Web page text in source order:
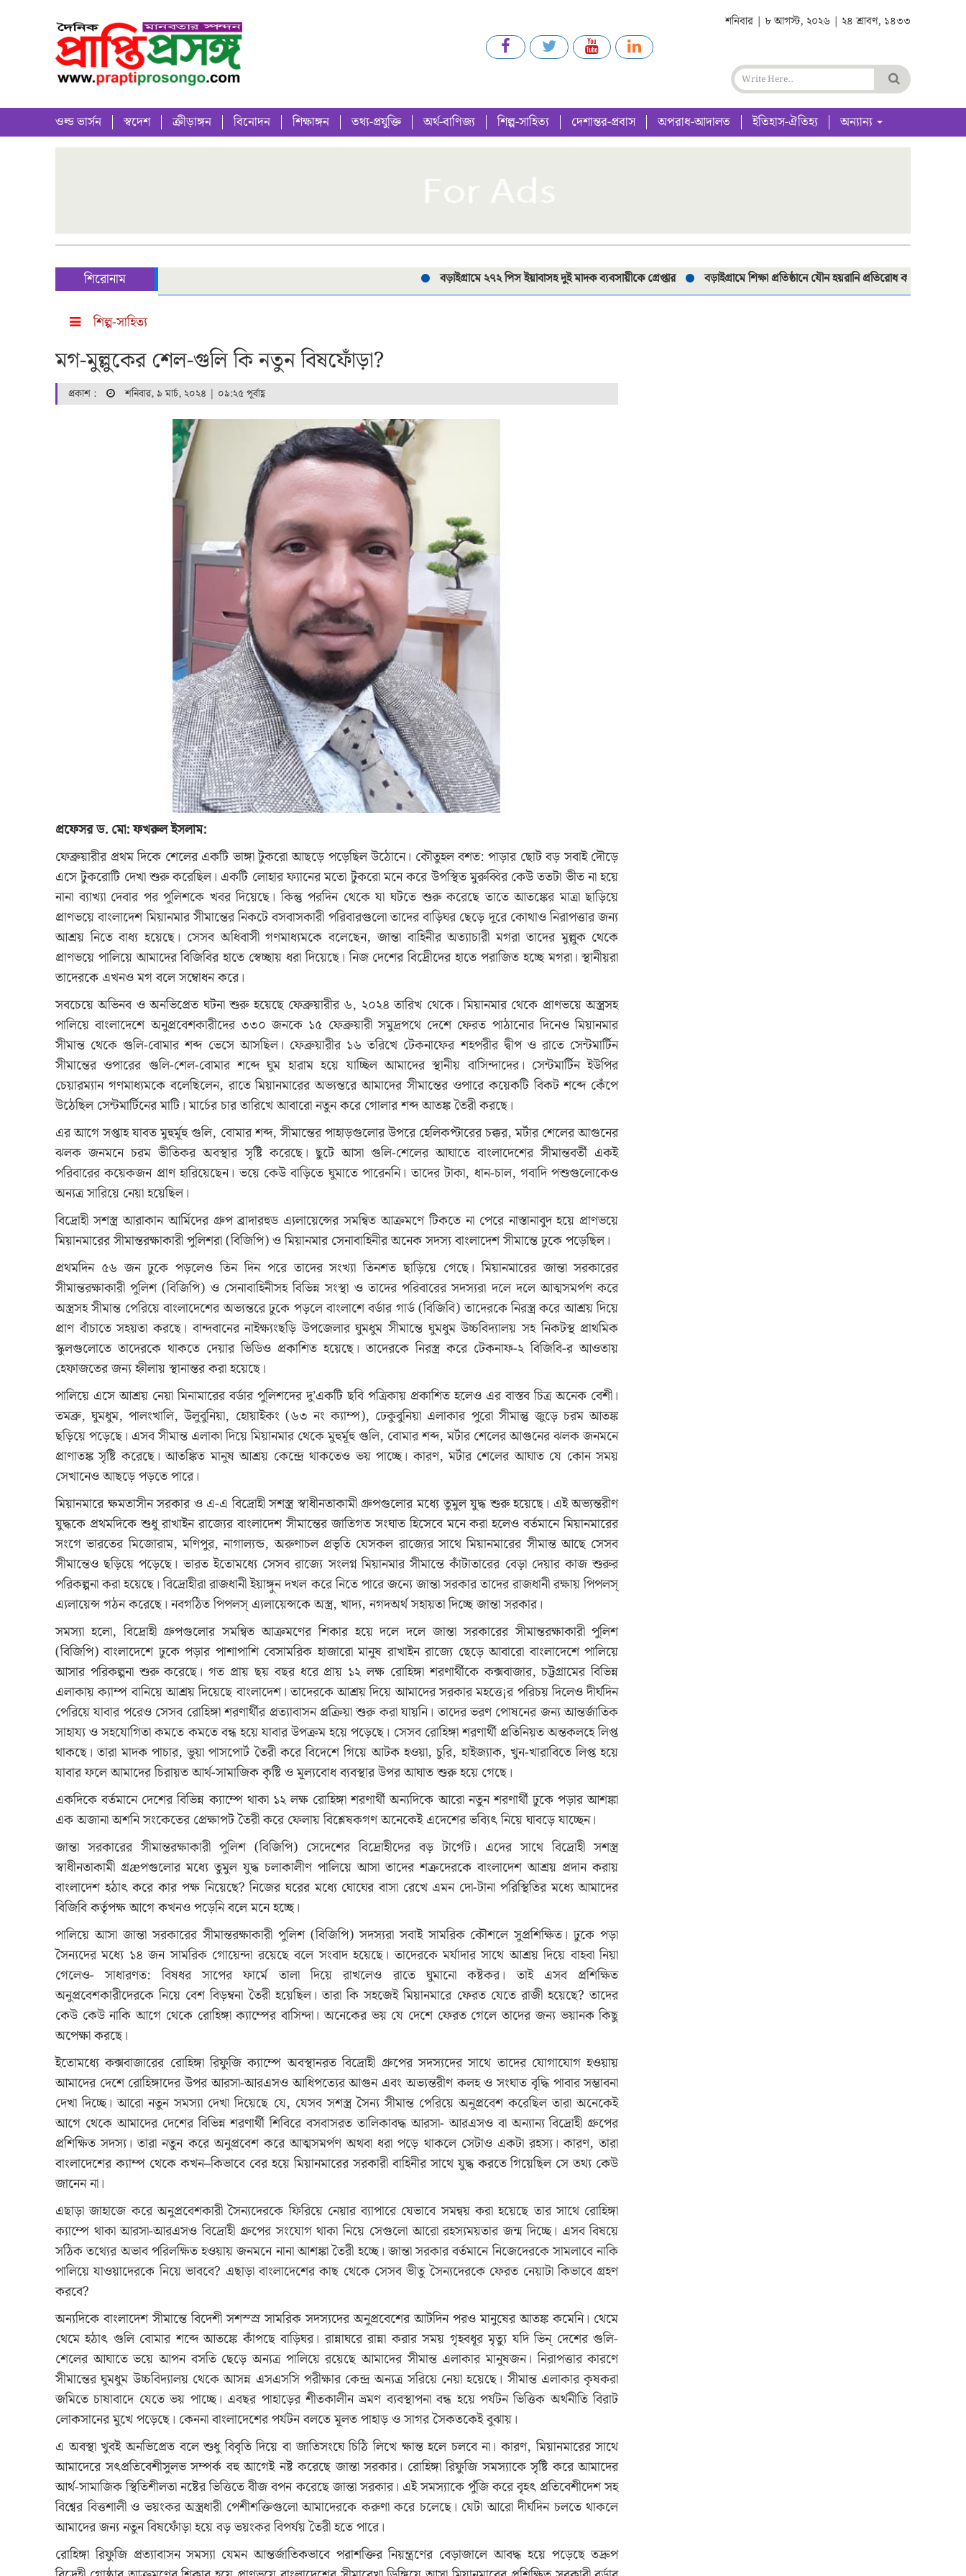
শনিবার | ৮ আগস্ট, ২০২৬ | ২৪ শ্রাবণ, ১৪৩৩
ওল্ড ভার্সন স্বদেশ ক্রীড়াঙ্গন বিনোদন শিক্ষাঙ্গন তথ্য-প্রযুক্তি অর্থ-বাণিজ্য শিল্প-সাহিত্য দেশান্তর-প্রবাস অপরাধ-আদালত ইতিহাস-ঐতিহ্য অন্যান্য
শিরোনাম বড়াইগ্রামে ২৭২ পিস ইয়াবাসহ দুই মাদক ব্যবসায়ীকে গ্রেপ্তার বড়াইগ্রামে শিক্ষা প্রতিষ্ঠানে যৌন হয়রানি প্রতিরোধ কমিটি পুনর্গঠনে
শিল্প-সাহিত্য
মগ-মুল্লুকের শেল-গুলি কি নতুন বিষফোঁড়া?
প্রকাশ : শনিবার, ৯ মার্চ, ২০২৪ | ০৯:২৫ পূর্বাহ্ণ
প্রফেসরড. মো:ফখরুলইসলাম:
ফেব্রুয়ারীর প্রথম দিকে শেলের একটি ভাঙ্গা টুকরো আছড়ে পড়েছিল উঠোনে। কৌতুহল বশত: পাড়ার ছোট বড় সবাই দৌড়ে
এসে টুকরোটি দেখা শুরু করেছিল। একটি লোহার ফ্যানের মতো টুকরো মনে করে উপস্থিত মুরুব্বির কেউ ততটা ভীত না হয়ে
নানা ব্যাখ্যা দেবার পর পুলিশকে খবর দিয়েছে। কিন্তু পরদিন থেকে যা ঘটতে শুরু করেছে তাতে আতঙ্কের মাত্রা ছাড়িয়ে
প্রাণভয়ে বাংলাদেশ মিয়ানমার সীমান্তের নিকটে বসবাসকারী পরিবারগুলো তাদের বাড়িঘর ছেড়ে দূরে কোথাও নিরাপত্তার জন্য
আশ্রয় নিতে বাধ্য হয়েছে। সেসব অধিবাসী গণমাধ্যমকে বলেছেন, জান্তা বাহিনীর অত্যাচারী মগরা তাদের মুল্লুক থেকে
প্রাণভয়ে পালিয়ে আমাদের বিজিবির হাতে স্বেচ্ছায় ধরা দিয়েছে। নিজ দেশের বিদ্রেীদের হাতে পরাজিত হচ্ছে মগরা। স্থানীয়রা
তাদেরকে এখনও মগ বলে সম্বোধন করে।
সবচেয়ে অভিনব ও অনভিপ্রেত ঘটনা শুরু হয়েছে ফেব্রুয়ারীর ৬, ২০২৪ তারিখ থেকে। মিয়ানমার থেকে প্রাণভয়ে অস্ত্রসহ
পালিয়ে বাংলাদেশে অনুপ্রবেশকারীদের ৩৩০ জনকে ১৫ ফেব্রুয়ারী সমুদ্রপথে দেশে ফেরত পাঠানোর দিনেও মিয়ানমার
সীমান্ত থেকে গুলি-বোমার শব্দ ভেসে আসছিল। ফেব্রুয়ারীর ১৬ তরিখে টেকনাফের শহপরীর দ্বীপ ও রাতে সেন্টমার্টিন
সীমান্তের ওপারের গুলি-শেল-বোমার শব্দে ঘুম হারাম হয়ে যাচ্ছিল আমাদের স্থানীয় বাসিন্দাদের। সেন্টমার্টিন ইউপির
চেয়ারম্যান গণমাধ্যমকে বলেছিলেন, রাতে মিয়ানমারের অভ্যন্তরে আমাদের সীমান্তের ওপারে কয়েকটি বিকট শব্দে কেঁপে
উঠেছিল সেন্টমার্টিনের মাটি। মার্চের চার তারিখে আবারো নতুন করে গোলার শব্দ আতঙ্ক তৈরী করছে।
এর আগে সপ্তাহ যাবত মুহুর্মূহু গুলি, বোমার শব্দ, সীমান্তের পাহাড়গুলোর উপরে হেলিকপ্টারের চক্কর, মর্টার শেলের আগুনের
ঝলক জনমনে চরম ভীতিকর অবস্থার সৃষ্টি করেছে। ছুটে আসা গুলি-শেলের আঘাতে বাংলাদেশের সীমান্তবর্তী একই
পরিবারের কয়েকজন প্রাণ হারিয়েছেন। ভয়ে কেউ বাড়িতে ঘুমাতে পারেননি। তাদের টাকা, ধান-চাল, গবাদি পশুগুলোকেও
অন্যত্র সারিয়ে নেয়া হয়েছিল।
বিদ্রোহী সশস্ত্র আরাকান আর্মিদের গ্রুপ ব্রাদারহুড এ্যলায়েন্সের সমন্বিত আক্রমণে টিকতে না পেরে নাস্তানাবুদ হয়ে প্রাণভয়ে
মিয়ানমারের সীমান্তরক্ষাকারী পুলিশরা (বিজিপি) ও মিয়ানমার সেনাবাহিনীর অনেক সদস্য বাংলাদেশ সীমান্তে ঢুকে পড়েছিল।
প্রথমদিন ৫৬ জন ঢুকে পড়লেও তিন দিন পরে তাদের সংখ্যা তিনশত ছাড়িয়ে গেছে। মিয়ানমারের জান্তা সরকারের
সীমান্তরক্ষাকারী পুলিশ (বিজিপি) ও সেনাবাহিনীসহ বিভিন্ন সংস্থা ও তাদের পরিবারের সদস্যরা দলে দলে আত্মসমর্পণ করে
অস্ত্রসহ সীমান্ত পেরিয়ে বাংলাদেশের অভ্যন্তরে ঢুকে পড়লে বাংলাশে বর্ডার গার্ড (বিজিবি) তাদেরকে নিরস্ত্র করে আশ্রয় দিয়ে
প্রাণ বাঁচাতে সহয়তা করছে। বান্দবানের নাইক্ষ্যংছড়ি উপজেলার ঘুমধুম সীমান্তে ঘুমধুম উচ্চবিদ্যালয় সহ নিকটস্থ প্রাথমিক
স্কুলগুলোতে তাদেরকে থাকতে দেয়ার ভিডিও প্রকাশিত হয়েছে। তাদেরকে নিরস্ত্র করে টেকনাফ-২ বিজিবি-র আওতায়
হেফাজতের জন্য হ্নীলায় স্থানান্তর করা হয়েছে।
পালিয়ে এসে আশ্রয় নেয়া মিনামারের বর্ডার পুলিশদের দু’একটি ছবি পত্রিকায় প্রকাশিত হলেও এর বাস্তব চিত্র অনেক বেশী।
তমব্রু, ঘুমধুম, পালংখালি, উলুবুনিয়া, হোয়াইকং (৬৩ নং ক্যাম্প), ঢেকুবুনিয়া এলাকার পুরো সীমান্তু জুড়ে চরম আতঙ্ক
ছড়িয়ে পড়েছে। এসব সীমান্ত এলাকা দিয়ে মিয়ানমার থেকে মুহুর্মূহু গুলি, বোমার শব্দ, মর্টার শেলের আগুনের ঝলক জনমনে
প্রাণাতঙ্ক সৃষ্টি করেছে। আতঙ্কিত মানুষ আশ্রয় কেন্দ্রে থাকতেও ভয় পাচ্ছে। কারণ, মর্টার শেলের আঘাত যে কোন সময়
সেখানেও আছড়ে পড়তে পারে।
মিয়ানমারে ক্ষমতাসীন সরকার ও এ-এ বিদ্রোহী সশস্ত্র স্বাধীনতাকামী গ্রুপগুলোর মধ্যে তুমুল যুদ্ধ শুরু হয়েছে। এই অভ্যন্তরীণ
যুদ্ধকে প্রথমদিকে শুধু রাখাইন রাজ্যের বাংলাদেশ সীমান্তের জাতিগত সংঘাত হিসেবে মনে করা হলেও বর্তমানে মিয়ানমারের
সংগে ভারতের মিজোরাম, মণিপুর, নাগাল্যন্ড, অরুণাচল প্রভৃতি যেসকল রাজ্যের সাথে মিয়ানমারের সীমান্ত আছে সেসব
সীমান্তেও ছড়িয়ে পড়েছে। ভারত ইতোমধ্যে সেসব রাজ্যে সংলগ্ন মিয়ানমার সীমান্তে কাঁটাতারের বেড়া দেয়ার কাজ শুরুর
পরিকল্পনা করা হয়েছে। বিদ্রোহীরা রাজধানী ইয়াঙ্গুন দখল করে নিতে পারে জন্যে জান্তা সরকার তাদের রাজধানী রক্ষায় পিপলস্
এ্যলায়েন্স গঠন করেছে। নবগঠিত পিপলস্ এ্যলায়েন্সকে অস্ত্র, খাদ্য, নগদঅর্থ সহায়তা দিচ্ছে জান্তা সরকার।
সমস্যা হলো, বিদ্রোহী গ্রুপগুলোর সমন্বিত আক্রমণের শিকার হয়ে দলে দলে জান্তা সরকারের সীমান্তরক্ষাকারী পুলিশ
(বিজিপি) বাংলাদেশে ঢুকে পড়ার পাশাপাশি বেসামরিক হাজারো মানুষ রাখাইন রাজ্যে ছেড়ে আবারো বাংলাদেশে পালিয়ে
আসার পরিকল্পনা শুরু করেছে। গত প্রায় ছয় বছর ধরে প্রায় ১২ লক্ষ রোহিঙ্গা শরণার্থীকে কক্সবাজার, চট্টগ্রামের বিভিন্ন
এলাকায় ক্যাম্প বানিয়ে আশ্রয় দিয়েছে বাংলাদেশ। তাদেরকে আশ্রয় দিয়ে আমাদের সরকার মহত্তে¡র পরিচয় দিলেও দীর্ঘদিন
পেরিয়ে যাবার পরেও সেসব রোহিঙ্গা শরণার্থীর প্রত্যাবাসন প্রক্রিয়া শুরু করা যায়নি। তাদের ভরণ পোষনের জন্য আন্তর্জাতিক
সাহায্য ও সহযোগিতা কমতে কমতে বন্ধ হয়ে যাবার উপক্রম হয়ে পড়েছে। সেসব রোহিঙ্গা শরণার্থী প্রতিনিয়ত অন্তকলহে লিপ্ত
থাকছে। তারা মাদক পাচার, ভুয়া পাসপোর্ট তৈরী করে বিদেশে গিয়ে আটক হওয়া, চুরি, হাইজ্যাক, খুন-খারাবিতে লিপ্ত হয়ে
যাবার ফলে আমাদের চিরায়ত আর্থ-সামাজিক কৃষ্টি ও মূল্যবোধ ব্যবস্থার উপর আঘাত শুরু হয়ে গেছে।
একদিকে বর্তমানে দেশের বিভিন্ন ক্যাম্পে থাকা ১২ লক্ষ রোহিঙ্গা শরণার্থী অন্যদিকে আরো নতুন শরণার্থী ঢুকে পড়ার আশঙ্কা
এক অজানা অশনি সংকেতের প্রেক্ষাপট তৈরী করে ফেলায় বিশ্লেষকগণ অনেকেই এদেশের ভব্যিৎ নিয়ে ঘাবড়ে যাচ্ছেন।
জান্তা সরকারের সীমান্তরক্ষাকারী পুলিশ (বিজিপি) সেদেশের বিদ্রোহীদের বড় টার্গেট। এদের সাথে বিদ্রোহী সশস্ত্র
স্বাধীনতাকামী গ্রæপগুলোর মধ্যে তুমুল যুদ্ধ চলাকালীণ পালিয়ে আসা তাদের শত্রুদেরকে বাংলাদেশ আশ্রয় প্রদান করায়
বাংলাদেশ হঠাৎ করে কার পক্ষ নিয়েছে? নিজের ঘরের মধ্যে ঘোঘের বাসা রেখে এমন দো-টানা পরিস্থিতির মধ্যে আমাদের
বিজিবি কর্তৃপক্ষ আগে কখনও পড়েনি বলে মনে হচ্ছে।
পালিয়ে আসা জান্তা সরকারের সীমান্তরক্ষাকারী পুলিশ (বিজিপি) সদস্যরা সবাই সামরিক কৌশলে সুপ্রশিক্ষিত। ঢুকে পড়া
সৈন্যদের মধ্যে ১৪ জন সামরিক গোয়েন্দা রয়েছে বলে সংবাদ হয়েছে। তাদেরকে মর্যাদার সাথে আশ্রয় দিয়ে বাহবা নিয়া
গেলেও- সাধারণত: বিষধর সাপের ফার্মে তালা দিয়ে রাখলেও রাতে ঘুমানো কষ্টকর। তাই এসব প্রশিক্ষিত
অনুপ্রবেশকারীদেরকে নিয়ে বেশ বিড়ম্বনা তৈরী হয়েছিল। তারা কি সহজেই মিয়ানমারে ফেরত যেতে রাজী হয়েছে? তাদের
কেউ কেউ নাকি আগে থেকে রোহিঙ্গা ক্যাম্পের বাসিন্দা। অনেকের ভয় যে দেশে ফেরত গেলে তাদের জন্য ভয়ানক কিছু
অপেক্ষা করছে।
ইতোমধ্যে কক্সবাজারের রোহিঙ্গা রিফুজি ক্যাম্পে অবস্থানরত বিদ্রোহী গ্রুপের সদস্যদের সাথে তাদের যোগাযোগ হওয়ায়
আমাদের দেশে রোহিঙ্গাদের উপর আরসা-আরএসও আধিপত্যের আগুন এবং অভ্যন্তরীণ কলহ ও সংঘাত বৃদ্ধি পাবার সম্ভাবনা
দেখা দিচ্ছে। আরো নতুন সমস্যা দেখা দিয়েছে যে, যেসব সশস্ত্র সৈন্য সীমান্ত পেরিয়ে অনুপ্রবেশ করেছিল তারা অনেকেই
আগে থেকে আমাদের দেশের বিভিন্ন শরণার্থী শিবিরে বসবাসরত তালিকাবদ্ধ আরসা- আরএসও বা অন্যান্য বিদ্রোহী গ্রুপের
প্রশিক্ষিত সদস্য। তারা নতুন করে অনুপ্রবেশ করে আত্মসমর্পণ অথবা ধরা পড়ে থাকলে সেটাও একটা রহস্য। কারণ, তারা
বাংলাদেশের ক্যাম্প থেকে কখন–কিভাবে বের হয়ে মিয়ানমারের সরকারী বাহিনীর সাথে যুদ্ধ করতে গিয়েছিল সে তথ্য কেউ
জানেন না।
এছাড়া জাহাজে করে অনুপ্রবেশকারী সৈন্যদেরকে ফিরিয়ে নেয়ার ব্যাপারে যেভাবে সমন্বয় করা হয়েছে তার সাথে রোহিঙ্গা
ক্যাম্পে থাকা আরসা-আরএসও বিদ্রোহী গ্রুপের সংযোগ থাকা নিয়ে সেগুলো আরো রহস্যময়তার জন্ম দিচ্ছে। এসব বিষয়ে
সঠিক তথ্যের অভাব পরিলক্ষিত হওয়ায় জনমনে নানা আশঙ্কা তৈরী হচ্ছে। জান্তা সরকার বর্তমানে নিজেদেরকে সামলাবে নাকি
পালিয়ে যাওয়াদেরকে নিয়ে ভাববে? এছাড়া বাংলাদেশের কাছ থেকে সেসব ভীতু সৈন্যদেরকে ফেরত নেয়াটা কিভাবে গ্রহণ
করবে?
অন্যদিকে বাংলাদেশ সীমান্তে বিদেশী সশস্স্র সামরিক সদস্যদের অনুপ্রবেশের আটদিন পরও মানুষের আতঙ্ক কমেনি। থেমে
থেমে হঠাৎ গুলি বোমার শব্দে আতঙ্কে কাঁপছে বাড়িঘর। রান্নাঘরে রান্না করার সময় গৃহবধূর মৃত্যু যদি ভিন্ দেশের গুলি-
শেলের আঘাতে ভয়ে আপন বসতি ছেড়ে অন্যত্র পালিয়ে রয়েছে আমাদের সীমান্ত এলাকার মানুষজন। নিরাপত্তার কারণে
সীমান্তের ঘুমধুম উচ্চবিদ্যালয় থেকে আসন্ন এসএসসি পরীক্ষার কেন্দ্র অন্যত্র সরিয়ে নেয়া হয়েছে। সীমান্ত এলাকার কৃষকরা
জমিতে চাষাবাদে যেতে ভয় পাচ্ছে। এবছর পাহাড়ের শীতকালীন ভ্রমণ ব্যবস্থাপনা বন্ধ হয়ে পর্যটন ভিত্তিক অর্থনীতি বিরাট
লোকসানের মুখে পড়েছে। কেননা বাংলাদেশের পর্যটন বলতে মূলত পাহাড় ও সাগর সৈকতকেই বুঝায়।
এ অবস্থা খুবই অনভিপ্রেত বলে শুধু বিবৃতি দিয়ে বা জাতিসংঘে চিঠি লিখে ক্ষান্ত হলে চলবে না। কারণ, মিয়ানমারের সাথে
আমাদেরে সৎপ্রতিবেশীসুলভ সম্পর্ক বহু আগেই নষ্ট করেছে জান্তা সরকার। রোহিঙ্গা রিফুজি সমস্যাকে সৃষ্টি করে আমাদের
আর্থ-সামাজিক স্থিতিশীলতা নষ্টের ভিত্তিতে বীজ বপন করেছে জান্তা সরকার। এই সমস্যাকে পুঁজি করে বৃহৎ প্রতিবেশীদেশ সহ
বিশ্বের বিত্তশালী ও ভয়ংকর অস্ত্রধারী পেশীশক্তিগুলো আমাদেরকে করুণা করে চলেছে। যেটা আরো দীর্ঘদিন চলতে থাকলে
আমাদের জন্য নতুন বিষফোঁড়া হয়ে বড় ভয়ংকর বিপর্যয় তৈরী হতে পারে।
রোহিঙ্গা রিফুজি প্রত্যাবাসন সমস্যা যেমন আন্তর্জাতিকভাবে পরাশক্তির নিয়ন্ত্রণের বেড়াজালে আবদ্ধ হয়ে পড়েছে তদ্রুপ